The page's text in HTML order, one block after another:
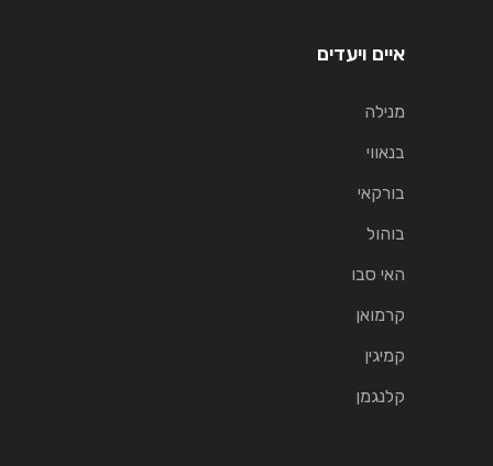
איים ויעדים
מנילה
בנאווי
בורקאי
בוהול
האי סבו
קרמואן
קמיגין
קלנגמן